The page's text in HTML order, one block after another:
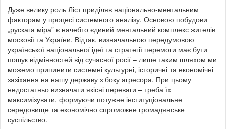
Дуже велику роль Ліст приділяв національно-ментальним
факторам у процесі системного аналізу. Основою побудови
„рускага міра” є начебто єдиний ментальний комплекс жителів
московії та України. Відтак, визначальною передумовою
української національної ідеї та стратегії перемоги має бути
пошук відмінностей від сучасної росії – лише таким шляхом ми
можемо припинити системні культурні, історичні та економічні
зазіхання на нашу державу з боку агресора. При цьому
недостатньо визначати якісні переваги – треба їх
максимізувати, формуючи потужне інституціональне
середовище та економічно спроможне громадянське
суспільство.